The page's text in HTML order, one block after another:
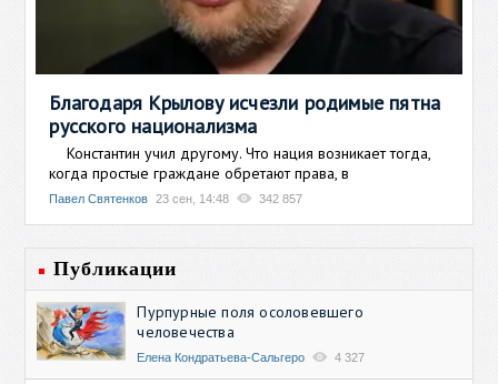
Благодаря Крылову исчезли родимые пятна
русского национализма
Константин учил другому. Что нация возникает тогда,
когда простые граждане обретают права, в
Павел Святенков 23 сен, 14:48 342 857
Публикации
Пурпурные поля осоловевшего
человечества
Елена Кондратьева-Сальгеро 4 327